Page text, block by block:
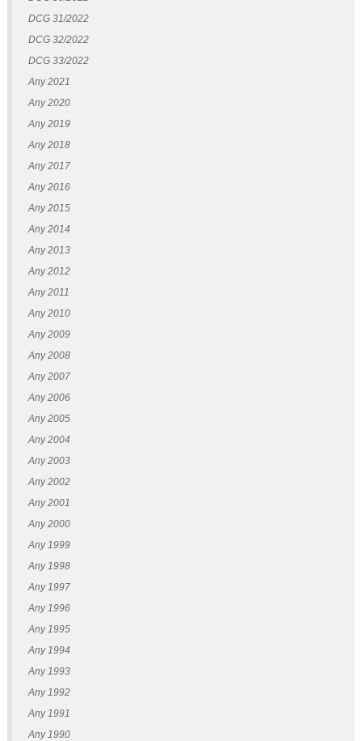
DCG 31/2022
DCG 32/2022
DCG 33/2022
Any 2021
Any 2020
Any 2019
Any 2018
Any 2017
Any 2016
Any 2015
Any 2014
Any 2013
Any 2012
Any 2011
Any 2010
Any 2009
Any 2008
Any 2007
Any 2006
Any 2005
Any 2004
Any 2003
Any 2002
Any 2001
Any 2000
Any 1999
Any 1998
Any 1997
Any 1996
Any 1995
Any 1994
Any 1993
Any 1992
Any 1991
Any 1990